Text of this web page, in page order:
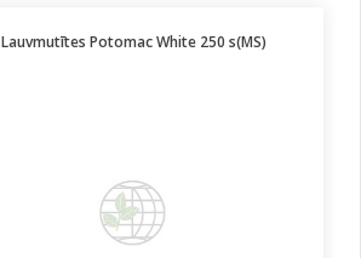
Lauvmutītes Potomac White 250 s(MS)